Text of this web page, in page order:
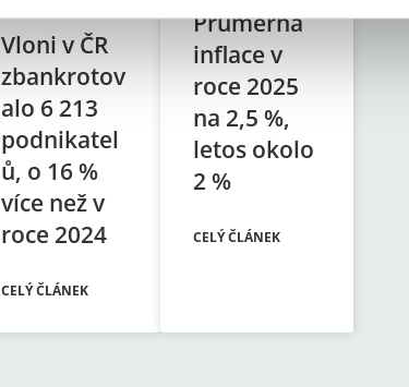
Vloni v ČR
zbankrotov
alo 6 213
podnikatel
ů, o 16 %
více než v
roce 2024
CELÝ ČLÁNEK
Průměrná
inflace v
roce 2025
na 2,5 %,
letos okolo
2 %
CELÝ ČLÁNEK